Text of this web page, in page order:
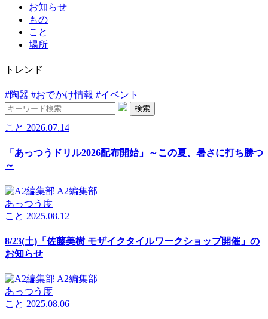
お知らせ
もの
こと
場所
トレンド
#陶器 #おでかけ情報 #イベント
検索
こと 2026.07.14
「あっつうドリル2026配布開始」～この夏、暑さに打ち勝つ
～
A2編集部
あっつう度
こと 2025.08.12
8/23(土)「佐藤美樹 モザイクタイルワークショップ開催」の
お知らせ
A2編集部
あっつう度
こと 2025.08.06